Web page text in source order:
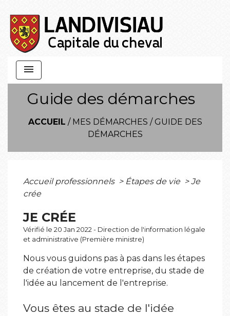
menu
Guide des démarches
ACCUEIL / MES DÉMARCHES / GUIDE DES
DÉMARCHES
Accueil professionnels > Étapes de vie > Je
crée
JE CRÉE
Vérifié le 20 Jan 2022 - Direction de l'information légale
et administrative (Première ministre)
Nous vous guidons pas à pas dans les étapes
de création de votre entreprise, du stade de
l'idée au lancement de l'entreprise.
Vous êtes au stade de l'idée